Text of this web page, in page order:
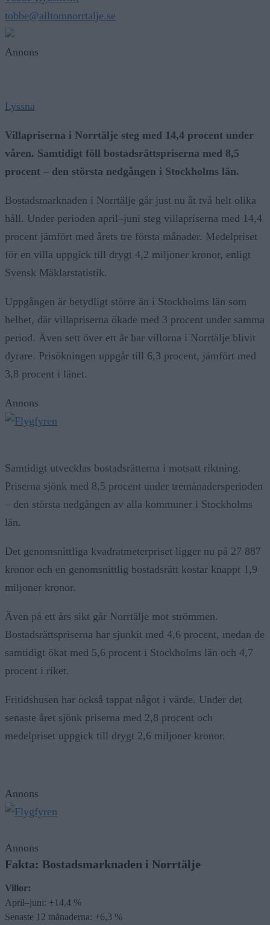
tobbe@alltomnorrtalje.se
Annons
Lyssna
Villapriserna i Norrtälje steg med 14,4 procent under
våren. Samtidigt föll bostadsrättspriserna med 8,5
procent – den största nedgången i Stockholms län.
Bostadsmarknaden i Norrtälje går just nu åt två helt olika
håll. Under perioden april–juni steg villapriserna med 14,4
procent jämfört med årets tre första månader. Medelpriset
för en villa uppgick till drygt 4,2 miljoner kronor, enligt
Svensk Mäklarstatistik.
Uppgången är betydligt större än i Stockholms län som
helhet, där villapriserna ökade med 3 procent under samma
period. Även sett över ett år har villorna i Norrtälje blivit
dyrare. Prisökningen uppgår till 6,3 procent, jämfört med
3,8 procent i länet.
Annons
Samtidigt utvecklas bostadsrätterna i motsatt riktning.
Priserna sjönk med 8,5 procent under tremånadersperioden
– den största nedgången av alla kommuner i Stockholms
län.
Det genomsnittliga kvadratmeterpriset ligger nu på 27 887
kronor och en genomsnittlig bostadsrätt kostar knappt 1,9
miljoner kronor.
Även på ett års sikt går Norrtälje mot strömmen.
Bostadsrättspriserna har sjunkit med 4,6 procent, medan de
samtidigt ökat med 5,6 procent i Stockholms län och 4,7
procent i riket.
Fritidshusen har också tappat något i värde. Under det
senaste året sjönk priserna med 2,8 procent och
medelpriset uppgick till drygt 2,6 miljoner kronor.
Annons
Annons
Fakta: Bostadsmarknaden i Norrtälje
Villor:
April–juni: +14,4 %
Senaste 12 månaderna: +6,3 %